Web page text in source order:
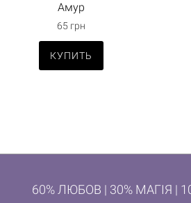
Амур
65 грн
КУПИТЬ
60% ЛЮБОВ | 30% МАГІЯ |